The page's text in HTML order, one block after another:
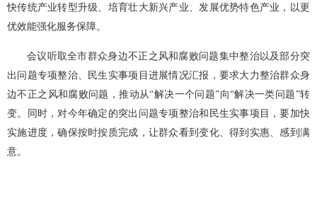
快传统产业转型升级、培育壮大新兴产业、发展优势特色产业，以更
优效能强化服务保障。
会议听取全市群众身边不正之风和腐败问题集中整治以及部分突
出问题专项整治、民生实事项目进展情况汇报，要求大力整治群众身
边不正之风和腐败问题，推动从“解决一个问题”向“解决一类问题”转
变。同时，对今年确定的突出问题专项整治和民生实事项目，要加快
实施进度，确保按时按质完成，让群众看到变化、得到实惠、感到满
意。